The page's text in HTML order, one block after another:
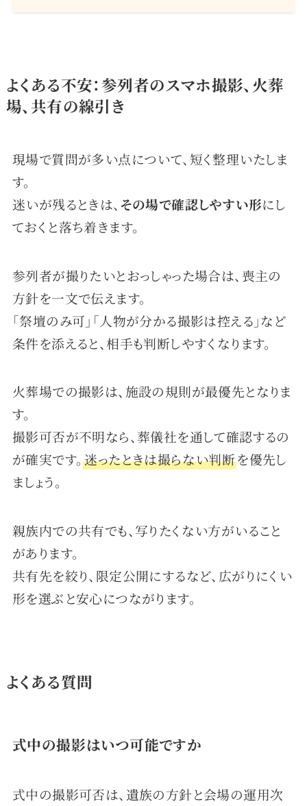
よくある不安：参列者のスマホ撮影、火葬
場、共有の線引き
現場で質問が多い点について、短く整理いたしま
す。
迷いが残るときは、 その場で確認しやすい形にし
ておくと落ち着きます。
参列者が撮りたいとおっしゃった場合は、喪主の
方針を一文で伝えます。
「祭壇のみ可」「人物が分かる撮影は控える」など
条件を添えると、相手も判断しやすくなります。
火葬場での撮影は、施設の規則が最優先となりま
す。
撮影可否が不明なら、葬儀社を通して確認するの
が確実です。迷ったときは撮らない判断を優先し
ましょう。
親族内での共有でも、写りたくない方がいること
があります。
共有先を絞り、限定公開にするなど、広がりにくい
形を選ぶと安心につながります。
よくある質問
式中の撮影はいつ可能ですか
式中の撮影可否は、遺族の方針と会場の運用次